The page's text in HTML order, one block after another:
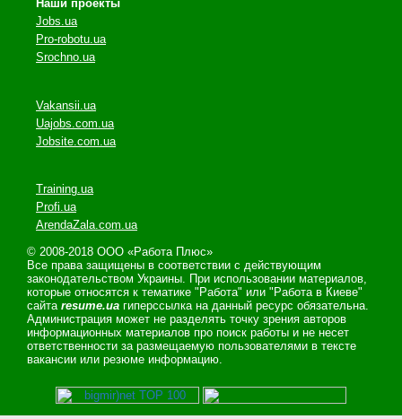
Наши проекты
Jobs.ua
Pro-robotu.ua
Srochno.ua
Vakansii.ua
Uajobs.com.ua
Jobsite.com.ua
Training.ua
Profi.ua
ArendaZala.com.ua
© 2008-2018 ООО «Работа Плюс»
Все права защищены в соответствии с действующим
законодательством Украины. При использовании материалов,
которые относятся к тематике "Работа" или "Работа в Киеве"
сайта resume.ua гиперссылка на данный ресурс обязательна.
Администрация может не разделять точку зрения авторов
информационных материалов про поиск работы и не несет
ответственности за размещаемую пользователями в тексте
вакансии или резюме информацию.